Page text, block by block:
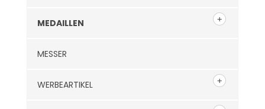
MEDAILLEN
MESSER
WERBEARTIKEL